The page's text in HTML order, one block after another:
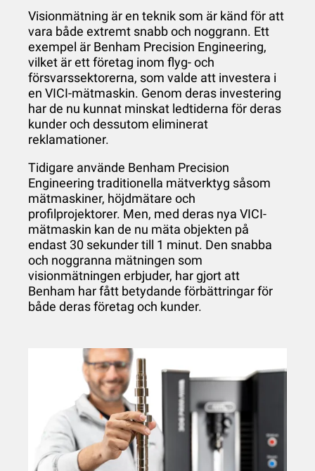
Visionmätning är en teknik som är känd för att
vara både extremt snabb och noggrann. Ett
exempel är Benham Precision Engineering,
vilket är ett företag inom flyg- och
försvarssektorerna, som valde att investera i
en VICI-mätmaskin. Genom deras investering
har de nu kunnat minskat ledtiderna för deras
kunder och dessutom eliminerat
reklamationer.
Tidigare använde Benham Precision
Engineering traditionella mätverktyg såsom
mätmaskiner, höjdmätare och
profilprojektorer. Men, med deras nya VICI-
mätmaskin kan de nu mäta objekten på
endast 30 sekunder till 1 minut. Den snabba
och noggranna mätningen som
visionmätningen erbjuder, har gjort att
Benham har fått betydande förbättringar för
både deras företag och kunder.